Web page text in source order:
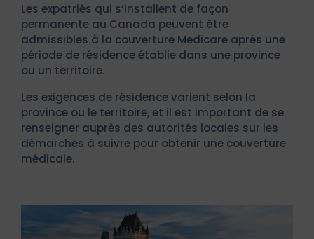
Les expatriés qui s’installent de façon
permanente au Canada peuvent être
admissibles à la couverture Medicare après une
période de résidence établie dans une province
ou un territoire.
Les exigences de résidence varient selon la
province ou le territoire, et il est important de se
renseigner auprès des autorités locales sur les
démarches à suivre pour obtenir une couverture
médicale.